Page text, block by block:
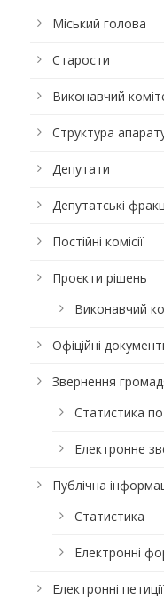
Міський голова
Старости
Виконавчий
Структура
Депутати
Депутатські
Постійні комісії
Проєкти рішень
Виконавчий
Офіційні
Звернення
Статистика
Електронне
Публічна
Статистика
Електронні
Електронні петиції